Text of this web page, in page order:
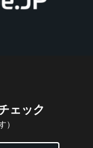
ェック
）